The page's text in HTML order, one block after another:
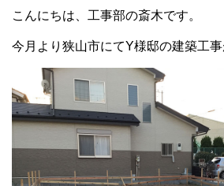
こんにちは、工事部の斎木です。
今月より狭山市にてY様邸の建築工事